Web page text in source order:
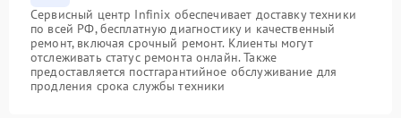
Сервисный центр Infinix обеспечивает доставку техники
по всей РФ, бесплатную диагностику и качественный
ремонт, включая срочный ремонт. Клиенты могут
отслеживать статус ремонта онлайн. Также
предоставляется постгарантийное обслуживание для
продления срока службы техники